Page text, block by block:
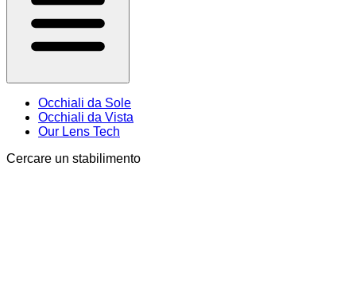
Occhiali da Sole
Occhiali da Vista
Our Lens Tech
Cercare un stabilimento